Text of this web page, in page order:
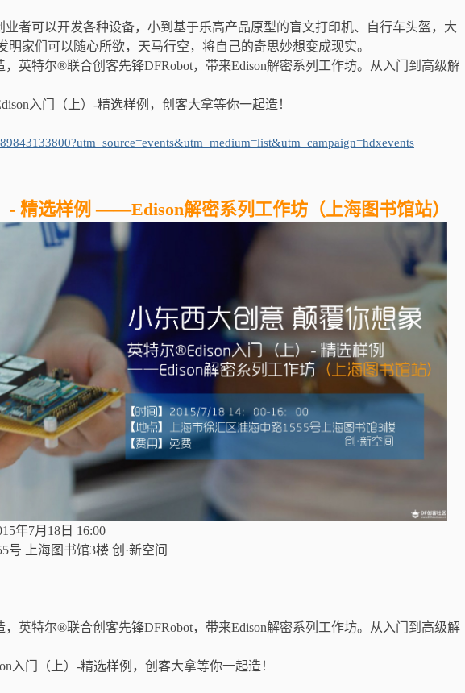
业者可以开发各种设备，小到基于乐高产品原型的盲文打印机、自行车头盔，大
家们可以随心所欲，天马行空，将自己的奇思妙想变成现实。
英特尔®联合创客先锋DFRobot，带来Edison解密系列工作坊。从入门到高级解
入门（上）-精选样例，创客大拿等你一起造！
- 精选样例 ——Edison解密系列工作坊（上海图书馆站）
年7月18日 16:00
号 上海图书馆3楼 创·新空间
英特尔®联合创客先锋DFRobot，带来Edison解密系列工作坊。从入门到高级解
入门（上）-精选样例，创客大拿等你一起造！